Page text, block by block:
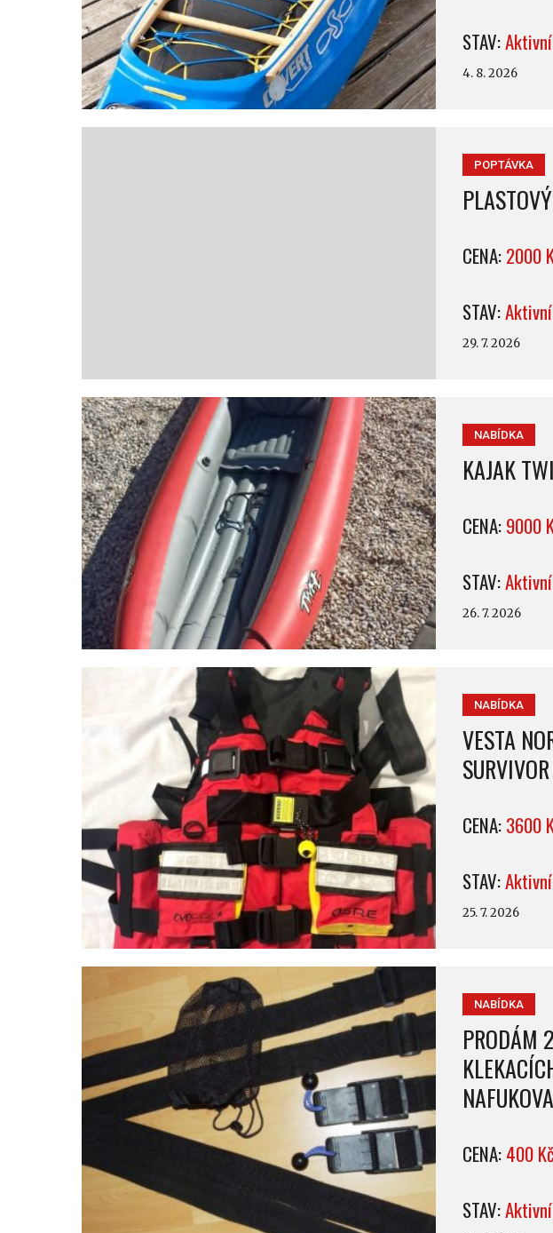
STAV:Aktivní
4. 8. 2026
POPTÁVKA
CENA:2000
STAV:Aktivní
29. 7. 2026
NABÍDKA
KAJAK
CENA:9000
STAV:Aktivní
26. 7. 2026
NABÍDKA
VESTA
CENA:3600
STAV:Aktivní
25. 7. 2026
NABÍDKA
PRODÁM
CENA:400 Kč
STAV:Aktivní